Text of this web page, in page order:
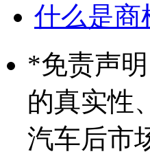
什么是商
*免责声
的真实性
汽车后市